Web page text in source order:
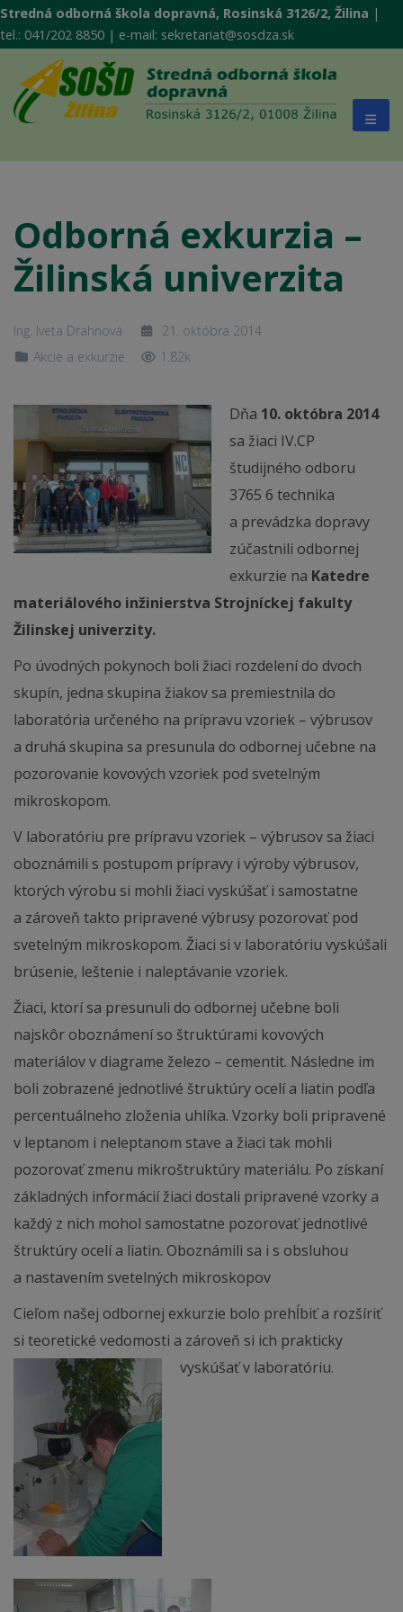
Stredná odborná škola dopravná, Rosinská 3126/2, Žilina |
tel.: 041/202 8850 | e-mail: sekretariat@sosdza.sk
Odborná exkurzia –
Žilinská univerzita
Ing. Iveta Drahnová
21. októbra 2014
Akcie a exkurzie
1.82k
Dňa 10. októbra 2014
sa žiaci IV.CP
študijného odboru
3765 6 technika
a prevádzka dopravy
zúčastnili odbornej
exkurzie na Katedre
materiálového inžinierstva Strojníckej fakulty
Žilinskej univerzity.
Po úvodných pokynoch boli žiaci rozdelení do dvoch
skupín, jedna skupina žiakov sa premiestnila do
laboratória určeného na prípravu vzoriek – výbrusov
a druhá skupina sa presunula do odbornej učebne na
pozorovanie kovových vzoriek pod svetelným
mikroskopom.
V laboratóriu pre prípravu vzoriek – výbrusov sa žiaci
oboznámili s postupom prípravy i výroby výbrusov,
ktorých výrobu si mohli žiaci vyskúšať i samostatne
a zároveň takto pripravené výbrusy pozorovať pod
svetelným mikroskopom. Žiaci si v laboratóriu vyskúšali
brúsenie, leštenie i naleptávanie vzoriek.
Žiaci, ktorí sa presunuli do odbornej učebne boli
najskôr oboznámení so štruktúrami kovových
materiálov v diagrame železo – cementit. Následne im
boli zobrazené jednotlivé štruktúry ocelí a liatin podľa
percentuálneho zloženia uhlíka. Vzorky boli pripravené
v leptanom i neleptanom stave a žiaci tak mohli
pozorovať zmenu mikroštruktúry materiálu. Po získaní
základných informácií žiaci dostali pripravené vzorky a
každý z nich mohol samostatne pozorovať jednotlivé
štruktúry ocelí a liatin. Oboznámili sa i s obsluhou
a nastavením svetelných mikroskopov
Cieľom našej odbornej exkurzie bolo prehĺbiť a rozšíriť
si teoretické vedomosti a zároveň si ich prakticky
vyskúšať v laboratóriu.